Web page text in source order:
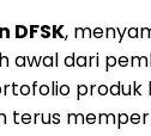
DFSK,
awal dari
produk
terus